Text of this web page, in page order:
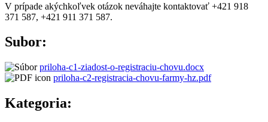
V prípade akýchkoľvek otázok neváhajte kontaktovať +421 918
371 587, +421 911 371 587.
Subor:
priloha-c1-ziadost-o-registraciu-chovu.docx
priloha-c2-registracia-chovu-farmy-hz.pdf
Kategoria: